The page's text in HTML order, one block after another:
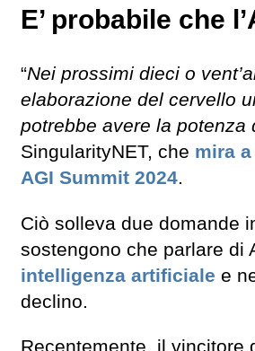
E’ probabile che
“Nei prossimi dieci o
elaborazione del cervello
potrebbe avere la potenza
SingularityNET, che mira
AGI Summit 2024.
Ciò solleva due domande
sostengono che parlare di
intelligenza artificiale e
declino.
Recentemente, il vincitore